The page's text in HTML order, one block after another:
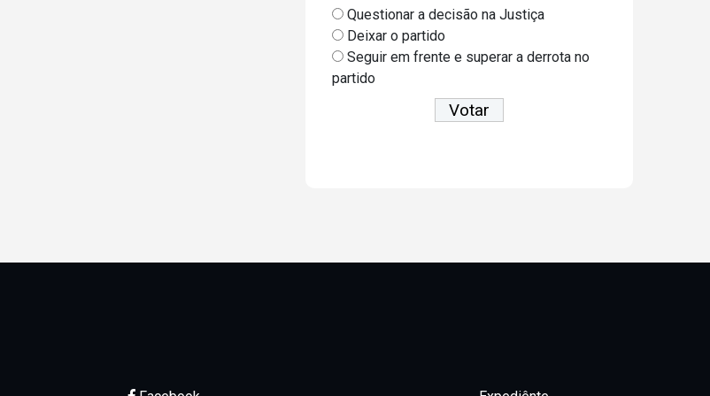
Questionar a decisão na Justiça
Deixar o partido
Seguir em frente e superar a derrota no
partido